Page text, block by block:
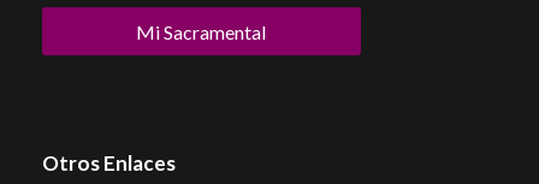
Mi Sacramental
Otros Enlaces